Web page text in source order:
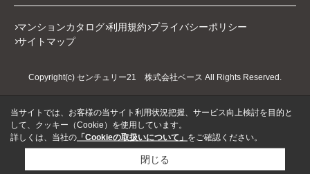
マンションカタログ 利用規約 プライバシーポリシー
サイトマップ
Copyright(c) センチュリー21 株式会社ベース All Rights Reserved.
当サイトでは、お客様の当サイト利用状況把握、サービス向上検討を目的と
して、クッキー（Cookie）を使用しています。
詳しくは、当社の 「Cookieの取扱いについて」 をご確認ください。
閉じる